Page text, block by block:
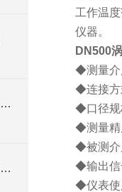
法兰型高温传感器的定期维护保养方法及其重要性分享
插入式涡街流量计安装的常见问题与解决方案
工作温
仪器。
DN500
◆测量介
◆连接方
◆口径规
◆测量
◆被测介
◆输出信
◆仪表使